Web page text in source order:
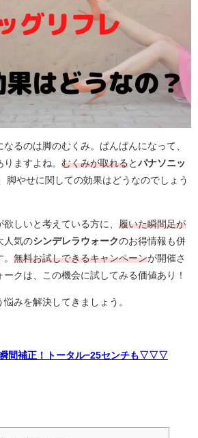
るのは脚のむくみ。ぱんぱんになって、
ますよね。 むくみが取れると パナソニッ
脚やせに関しての効果はどうなのでしょう
欲しいと考えている方に、 履いた瞬間足が
人気のシンデレラウォークのお得情報も併
無料お試しできるキャンペーンが開催さ
クは、この機会に試してみる価値あり！
みを解決してきましょう。
間補正！トータル−25センチも▽▽▽